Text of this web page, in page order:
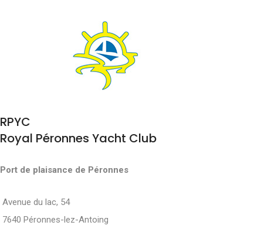
RPYC
Royal Péronnes Yacht Club
Port de plaisance de Péronnes
Avenue du lac, 54
7640 Péronnes-lez-Antoing